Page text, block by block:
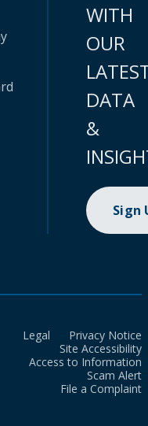
WITH
OUR
DATA
&
Sign
Legal
Privacy Notice
Site Accessibility
Access to Information
Scam Alert
File a Complaint